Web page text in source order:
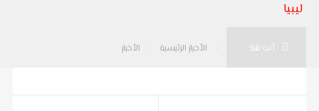
ليبيا
أنت هنا: الأخبار الرئيسية الأخبار